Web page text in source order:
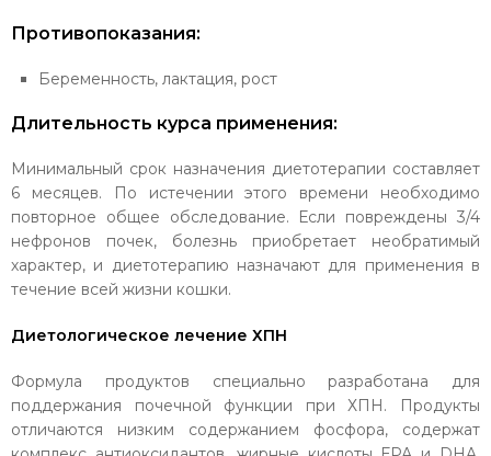
Противопоказания:
Беременность, лактация, рост
Длительность курса применения:
Минимальный срок назначения диетотерапии составляет
6 месяцев. По истечении этого времени необходимо
повторное общее обследование. Если повреждены 3/4
нефронов почек, болезнь приобретает необратимый
характер, и диетотерапию назначают для применения в
течение всей жизни кошки.
Диетологическое лечение ХПН
Формула продуктов специально разработана для
поддержания почечной функции при ХПН. Продукты
отличаются низким содержанием фосфора, содержат